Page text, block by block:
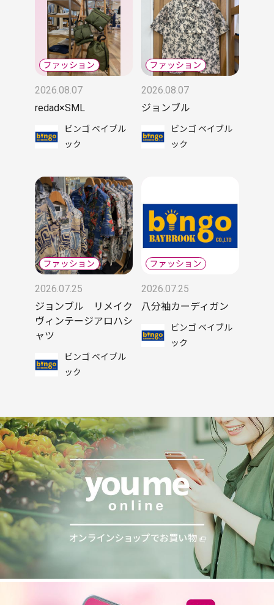
2026.08.07
redad×SML
ビンゴ ベイブル
ック
2026.08.07
ジョンブル
ビンゴ ベイブル
ック
2026.07.25
ジョンブル リメイク
ヴィンテージアロハシ
ャツ
ビンゴ ベイブル
ック
2026.07.25
八分袖カーディガン
ビンゴ ベイブル
ック